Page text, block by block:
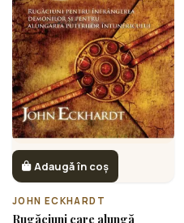
Adaugă în coș
JOHN ECKHARDT
Rugăciuni care alungă